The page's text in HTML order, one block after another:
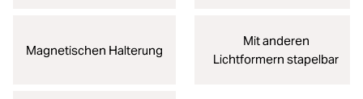
Magnetischen Halterung
Mit anderen
Lichtformern stapelbar